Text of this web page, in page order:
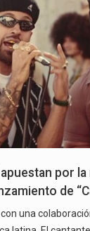
por
de
una